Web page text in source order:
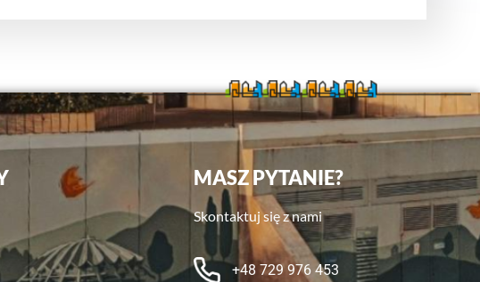
MASZ PYTANIE?
Skontaktuj się z nami
+48 729 976 453